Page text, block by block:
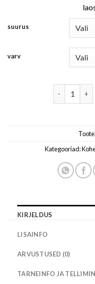
suurus
varv
Kategooriad:
KIRJELDUS
LISAINFO
ARVUSTUSED (0)
TARNEINFO JA